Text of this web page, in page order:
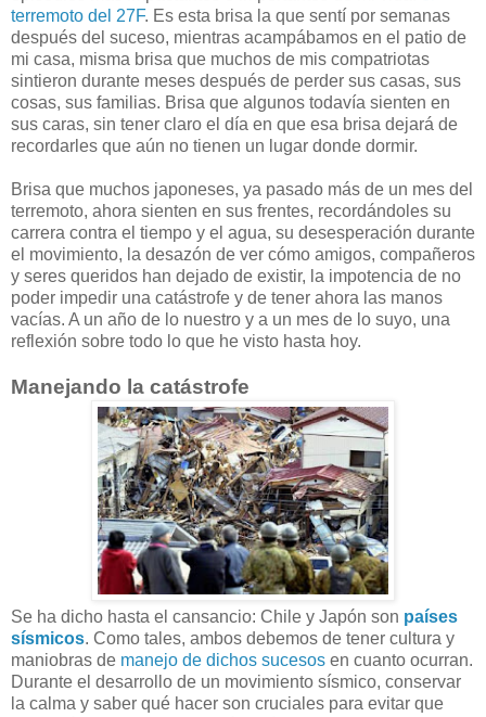
terremoto del 27F. Es esta brisa la que sentí por semanas
después del suceso, mientras acampábamos en el patio de
mi casa, misma brisa que muchos de mis compatriotas
sintieron durante meses después de perder sus casas, sus
cosas, sus familias. Brisa que algunos todavía sienten en
sus caras, sin tener claro el día en que esa brisa dejará de
recordarles que aún no tienen un lugar donde dormir.
Brisa que muchos japoneses, ya pasado más de un mes del
terremoto, ahora sienten en sus frentes, recordándoles su
carrera contra el tiempo y el agua, su desesperación durante
el movimiento, la desazón de ver cómo amigos, compañeros
y seres queridos han dejado de existir, la impotencia de no
poder impedir una catástrofe y de tener ahora las manos
vacías. A un año de lo nuestro y a un mes de lo suyo, una
reflexión sobre todo lo que he visto hasta hoy.
Manejando la catástrofe
Se ha dicho hasta el cansancio: Chile y Japón son países
sísmicos. Como tales, ambos debemos de tener cultura y
maniobras de manejo de dichos sucesos en cuanto ocurran.
Durante el desarrollo de un movimiento sísmico, conservar
la calma y saber qué hacer son cruciales para evitar que